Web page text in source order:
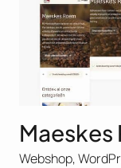
Maeskes
Webshop,